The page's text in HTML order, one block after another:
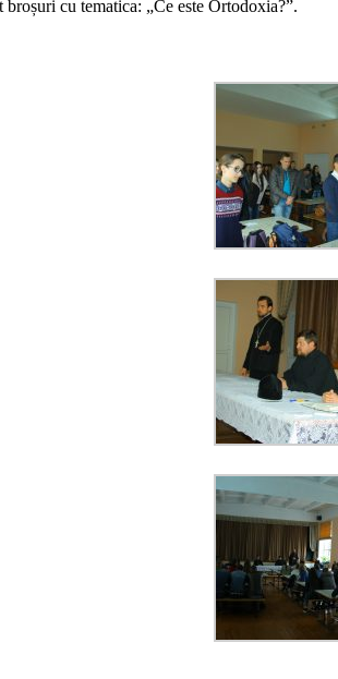
cu tematica: „Ce este Ortodoxia?”.